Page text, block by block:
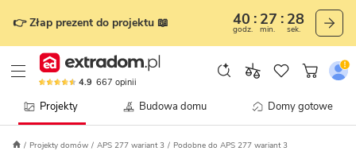
👉 Złap prezent do projektu 📖 40
godz.
27
min.
25
sek.
4.9 667 opinii
Projekty Budowa domu Domy gotowe
Projekty domów APS 277 wariant 3 Podobne do APS 277 wariant 3